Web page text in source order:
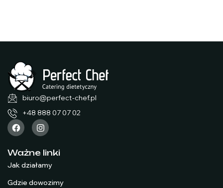
biuro@perfect-chef.pl
+48 888 07 07 02
Ważne linki
Jak działamy
Gdzie dowozimy